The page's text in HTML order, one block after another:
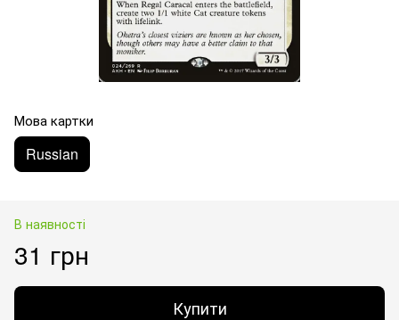
Мова картки
Russian
В наявності
31 грн
Купити